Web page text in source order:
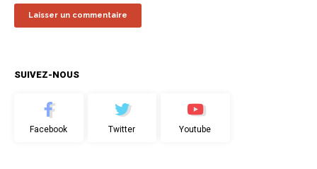
SUIVEZ-NOUS
Facebook Twitter Youtube